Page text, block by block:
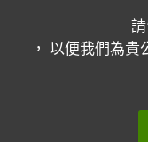
， 以便我們為